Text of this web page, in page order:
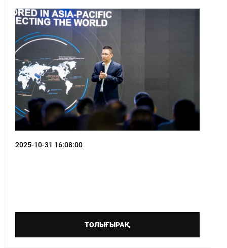
2025-10-31 16:08:00
ТОЛЫҒЫРАҚ